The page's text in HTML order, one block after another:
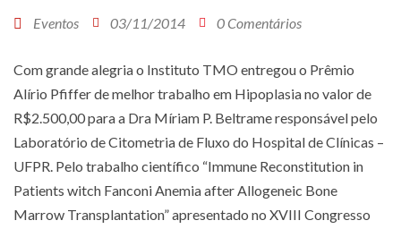
Eventos 03/11/2014 0 Comentários
Com grande alegria o Instituto TMO entregou o Prêmio
Alírio Pfiffer de melhor trabalho em Hipoplasia no valor de
R$2.500,00 para a Dra Míriam P. Beltrame responsável pelo
Laboratório de Citometria de Fluxo do Hospital de Clínicas –
UFPR. Pelo trabalho científico “Immune Reconstitution in
Patients witch Fanconi Anemia after Allogeneic Bone
Marrow Transplantation” apresentado no XVIII Congresso